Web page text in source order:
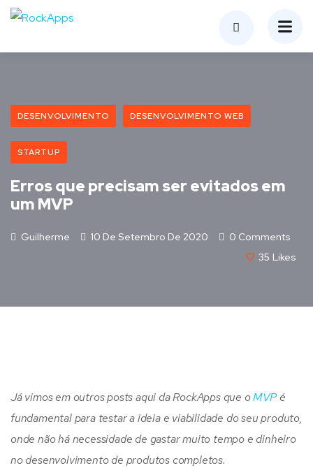
DESENVOLVIMENTO DESENVOLVIMENTO WEB
STARTUP
Erros que precisam ser evitados em
um MVP
Guilherme 10 De Setembro De 2020
0 Comments
35 Likes
Já vimos em outros posts aqui da RockApps que oMVPé
fundamental para testar a ideia e viabilidade do seu produto,
onde não há necessidade de gastar muito tempo e dinheiro
no desenvolvimento de produtos completos.